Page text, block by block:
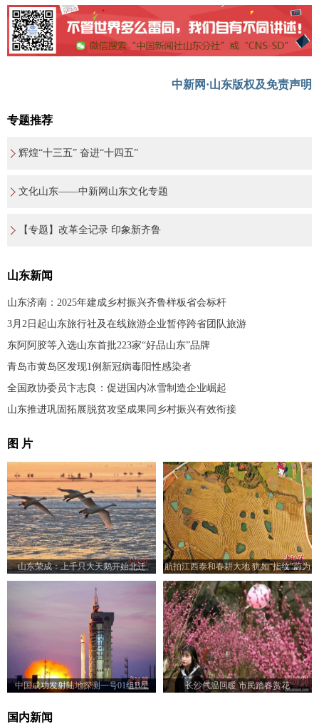
中新网·山东版权及免责声明
专题推荐
辉煌“十三五” 奋进“十四五”
文化山东——中新网山东文化专题
【专题】改革全记录 印象新齐鲁
山东新闻
山东济南：2025年建成乡村振兴齐鲁样板省会标杆
3月2日起山东旅行社及在线旅游企业暂停跨省团队旅游
东阿阿胶等入选山东首批223家“好品山东”品牌
青岛市黄岛区发现1例新冠病毒阳性感染者
全国政协委员卞志良：促进国内冰雪制造企业崛起
山东推进巩固拓展脱贫攻坚成果同乡村振兴有效衔接
图 片
山东荣成：上千只大天鹅开始北迁
航拍江西泰和春耕大地 犹如“指纹”蔚为
壮观
中国成功发射陆地探测一号01组B星 长沙气温回暖 市民踏春赏花
国内新闻